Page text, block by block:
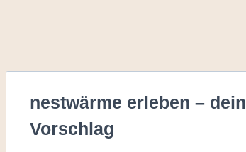
nestwärme erleben – dein
Vorschlag